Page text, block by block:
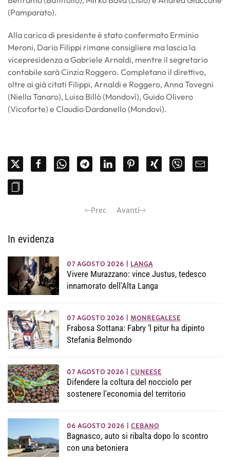
(Pamparato).
Alla carica di presidente è stato confermato Erminio
Meroni, Dario Filippi rimane consigliere ma lascia la
vicepresidenza a Gabriele Arnaldi, mentre il segretario
contabile sarà Cinzia Roggero. Completano il direttivo,
oltre ai già citati Filippi, Arnaldi e Roggero, Anna Tovegni
(Niella Tanaro), Luisa Billò (Mondovì), Guido Olivero
(Vicoforte) e Claudio Dardanello (Mondovì).
Prec Avanti
In evidenza
07 AGOSTO 2026 LANGA
Vivere Murazzano: vince Justus, tedesco
innamorato dell'Alta Langa
07 AGOSTO 2026 MONREGALESE
Frabosa Sottana: Fabry ‘l pitur ha dipinto
Stefania Belmondo
07 AGOSTO 2026 CUNEESE
Difendere la coltura del nocciolo per
sostenere l'economia del territorio
06 AGOSTO 2026 CEBANO
Bagnasco, auto si ribalta dopo lo scontro
con una betoniera